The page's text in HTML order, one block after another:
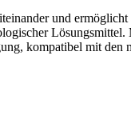
und
kompatibel mit den